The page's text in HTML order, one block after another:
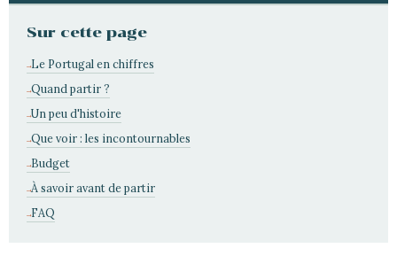
Sur cette page
Le Portugal en chiffres
Quand partir ?
Un peu d'histoire
Que voir : les incontournables
Budget
À savoir avant de partir
FAQ